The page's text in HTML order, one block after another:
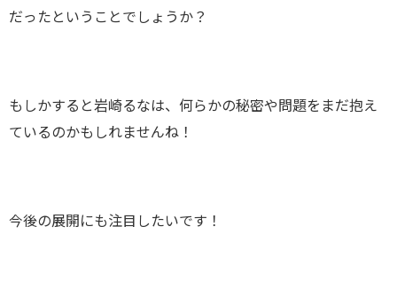
だったということでしょうか？
もしかすると岩崎るなは、何らかの秘密や問題をまだ抱え
ているのかもしれませんね！
今後の展開にも注目したいです！